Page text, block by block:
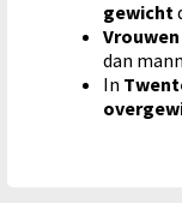
gewicht
Vrouwen
dan
In